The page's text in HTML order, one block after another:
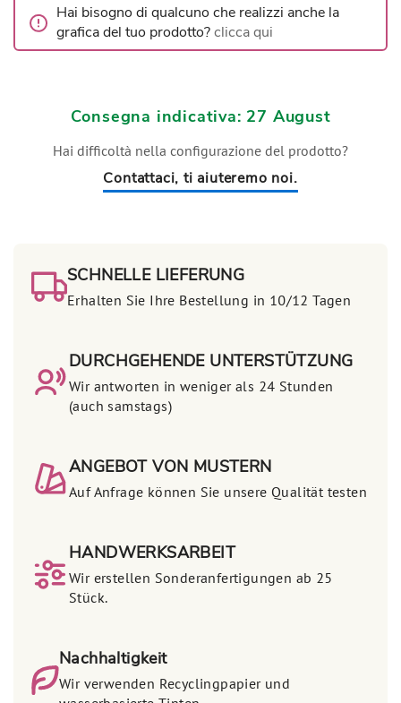
Hai bisogno di qualcuno che realizzi anche la
grafica del tuo prodotto?clicca qui
Consegna indicativa: 27 August
Hai difficoltà nella configurazione del prodotto?
Contattaci, ti aiuteremo noi.
SCHNELLE LIEFERUNG
Erhalten Sie Ihre Bestellung in 10/12 Tagen
DURCHGEHENDE UNTERSTÜTZUNG
Wir antworten in weniger als 24 Stunden
(auch samstags)
ANGEBOT VON MUSTERN
Auf Anfrage können Sie unsere Qualität testen
HANDWERKSARBEIT
Wir erstellen Sonderanfertigungen ab 25
Stück.
Nachhaltigkeit
Wir verwenden Recyclingpapier und